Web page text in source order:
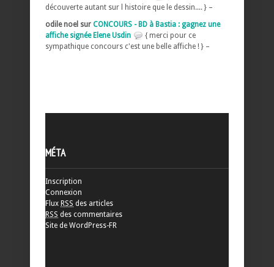
découverte autant sur l histoire que le dessin.... } –
odile noel sur CONCOURS - BD à Bastia : gagnez une
affiche signée Elene Usdin
{ merci pour ce
sympathique concours c'est une belle affiche ! } –
MÉTA
Inscription
Connexion
Flux RSS des articles
RSS des commentaires
Site de WordPress-FR